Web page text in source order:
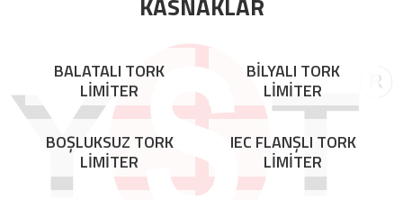
BALATALI TORK
LİMİTER
BİLYALI TORK
LİMİTER
BOŞLUKSUZ TORK
LİMİTER
IEC FLANŞLI TORK
LİMİTER